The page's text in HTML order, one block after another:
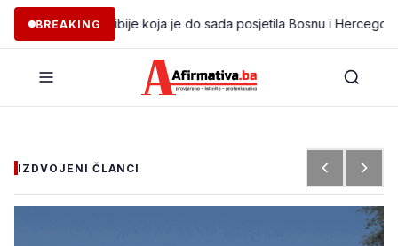
BREAKING
iz Libije koja je do sada posjetila Bosnu i Hercegovinu•
IZDVOJENI ČLANCI